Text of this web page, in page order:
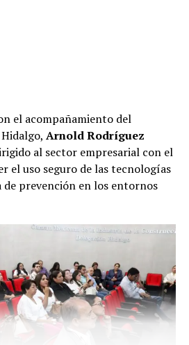
el acompañamiento del
Arnold Rodríguez
al sector empresarial con el
el uso seguro de las tecnologías
prevención en los entornos